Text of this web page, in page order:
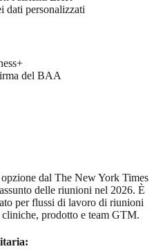
dati personalizzati
del BAA
dal The New York Times
delle riunioni nel 2026. È
per flussi di lavoro di riunioni
prodotto e team GTM.